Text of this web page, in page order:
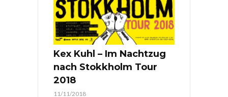
Kex Kuhl – Im Nachtzug
nach Stokkholm Tour
2018
11/11/2018